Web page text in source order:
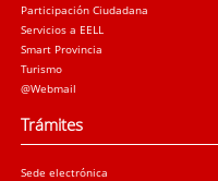
Participación Ciudadana
Servicios a EELL
Smart Provincia
Turismo
@Webmail
Trámites
Sede electrónica